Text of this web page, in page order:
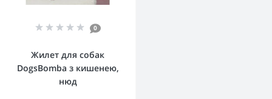
0
Жилет для собак
DogsBomba з кишенею,
нюд